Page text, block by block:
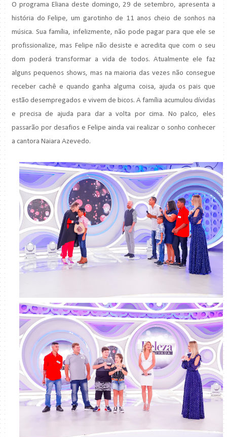
O programa Eliana deste domingo, 29 de setembro, apresenta a
história do Felipe, um garotinho de 11 anos cheio de sonhos na
música. Sua família, infelizmente, não pode pagar para que ele se
profissionalize, mas Felipe não desiste e acredita que com o seu
dom poderá transformar a vida de todos. Atualmente ele faz
alguns pequenos shows, mas na maioria das vezes não consegue
receber cachê e quando ganha alguma coisa, ajuda os pais que
estão desempregados e vivem de bicos. A família acumulou dívidas
e precisa de ajuda para dar a volta por cima. No palco, eles
passarão por desafios e Felipe ainda vai realizar o sonho conhecer
a cantora Naiara Azevedo.